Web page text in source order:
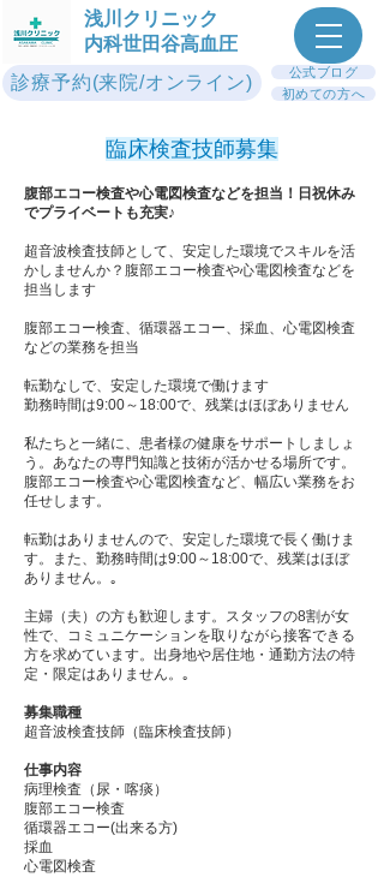
浅川クリニック
内科世田谷高血圧
診療予約(来院/オンライン)
公式ブログ
初めての方へ
臨床検査技師募集
腹部エコー検査や心電図検査などを担当！日祝休み
でプライベートも充実♪
超音波検査技師として、安定した環境でスキルを活
かしませんか？腹部エコー検査や心電図検査などを
担当します
腹部エコー検査、循環器エコー、採血、心電図検査
などの業務を担当
転勤なしで、安定した環境で働けます
勤務時間は9:00～18:00で、残業はほぼありません
私たちと一緒に、患者様の健康をサポートしましょ
う。あなたの専門知識と技術が活かせる場所です。
腹部エコー検査や心電図検査など、幅広い業務をお
任せします。
転勤はありませんので、安定した環境で長く働けま
す。また、勤務時間は9:00～18:00で、残業はほぼ
ありません。｡
主婦（夫）の方も歓迎します。スタッフの8割が女
性で、コミュニケーションを取りながら接客できる
方を求めています。出身地や居住地・通勤方法の特
定・限定はありません。｡
募集職種
超音波検査技師（臨床検査技師）
仕事内容
病理検査（尿・喀痰）
腹部エコー検査
循環器エコー(出来る方)
採血
心電図検査